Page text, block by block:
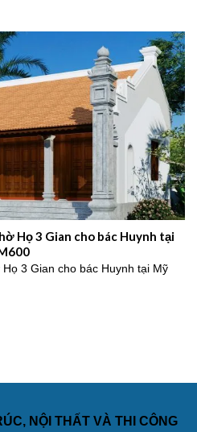
Họ 3 Gian cho bác Huynh tại
3 Gian cho bác Huynh tại Mỹ
NỘI THẤT VÀ THI CÔNG